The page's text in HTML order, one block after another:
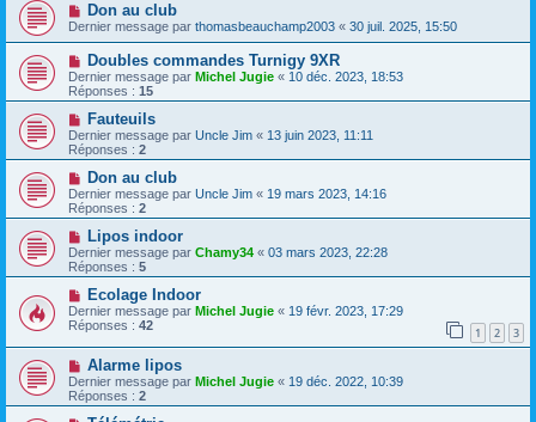
Don au club
Dernier message par thomasbeauchamp2003 « 30 juil. 2025, 15:50
Doubles commandes Turnigy 9XR
Dernier message par Michel Jugie « 10 déc. 2023, 18:53
Réponses : 15
Fauteuils
Dernier message par Uncle Jim « 13 juin 2023, 11:11
Réponses : 2
Don au club
Dernier message par Uncle Jim « 19 mars 2023, 14:16
Réponses : 2
Lipos indoor
Dernier message par Chamy34 « 03 mars 2023, 22:28
Réponses : 5
Ecolage Indoor
Dernier message par Michel Jugie « 19 févr. 2023, 17:29
Réponses : 42 1 2 3
Alarme lipos
Dernier message par Michel Jugie « 19 déc. 2022, 10:39
Réponses : 2